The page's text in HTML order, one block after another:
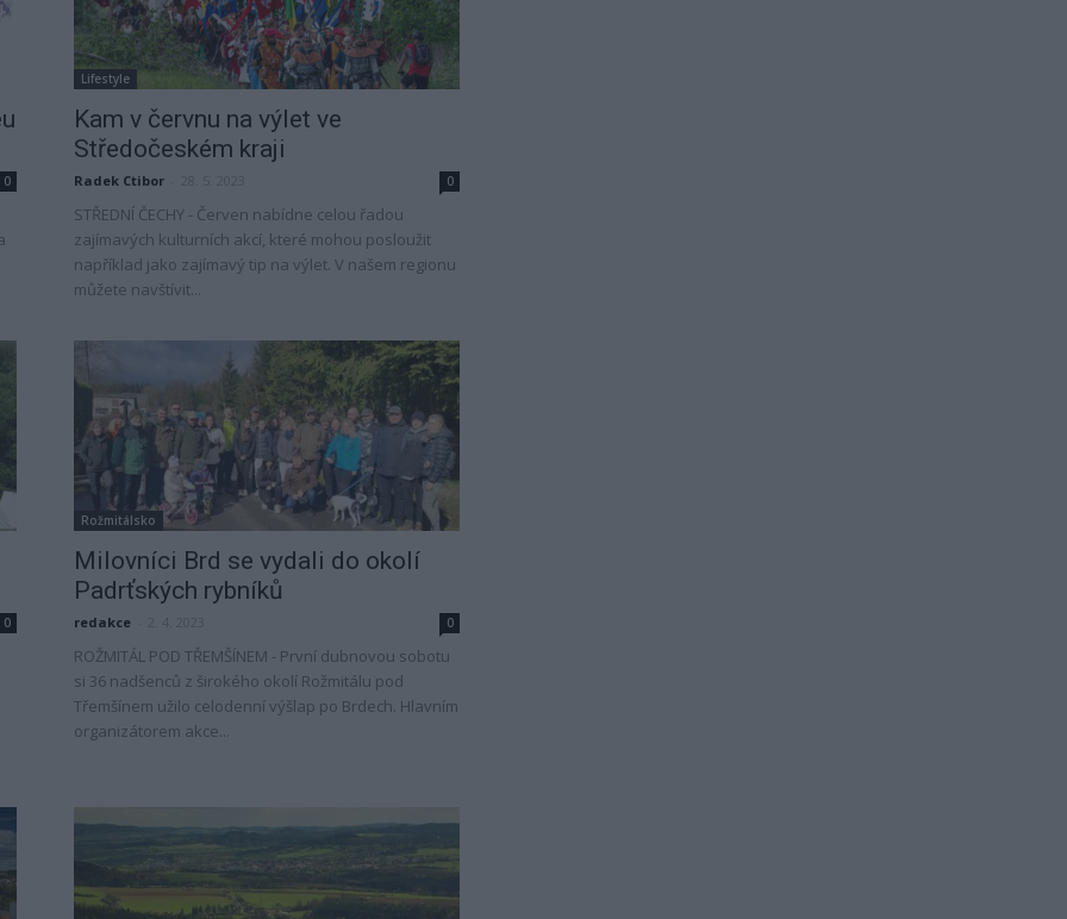
0
Lifestyle
Kam v červnu na výlet ve
Středočeském kraji
Radek Ctibor 0
STŘEDNÍ ČECHY - Červen nabídne celou řadou
zajímavých kulturních akcí, které mohou posloužit
například jako zajímavý tip na výlet. V našem regionu
můžete navštívit...
0
Rožmitálsko
Milovníci Brd se vydali do okolí
Padrťských rybníků
redakce 0
ROŽMITÁL POD TŘEMŠÍNEM - První dubnovou sobotu
si 36 nadšenců z širokého okolí Rožmitálu pod
Třemšínem užilo celodenní výšlap po Brdech. Hlavním
organizátorem akce...